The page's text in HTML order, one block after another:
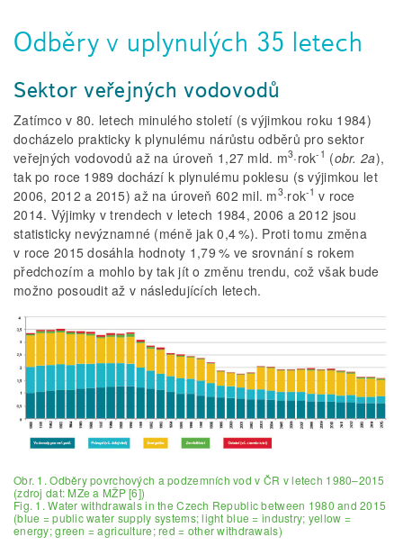
Odběry v uplynulých 35 letech
Sektor veřejných vodovodů
Zatímco v 80. letech minulého století (s výjimkou roku 1984)
docházelo prakticky k plynulému nárůstu odběrů pro sektor
veřejných vodovodů až na úroveň 1,27 mld. m3·rok-1 (obr. 2a),
tak po roce 1989 dochází k plynulému poklesu (s výjimkou let
2006, 2012 a 2015) až na úroveň 602 mil. m3·rok-1v roce
2014. Výjimky v trendech v letech 1984, 2006 a 2012 jsou
statisticky nevýznamné (méně jak 0,4 %). Proti tomu změna
v roce 2015 dosáhla hodnoty 1,79 % ve srovnání s rokem
předchozím a mohlo by tak jít o změnu trendu, což však bude
možno posoudit až v následujících letech.
Obr. 1. Odběry povrchových a podzemních vod v ČR v letech 1980–2015
(zdroj dat: MZe a MŽP [6])
Fig. 1. Water withdrawals in the Czech Republic between 1980 and 2015
(blue = public water supply systems; light blue = industry; yellow =
energy; green = agriculture; red = other withdrawals)